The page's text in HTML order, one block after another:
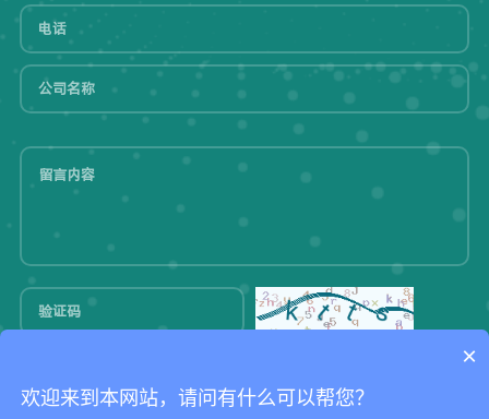
×
欢迎来到本网站，请问有什么可以帮您？